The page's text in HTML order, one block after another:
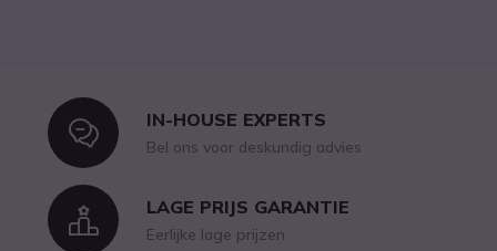
IconIN-HOUSE EXPERTS
Bel ons voor deskundig advies
IconLAGE PRIJS GARANTIE
Eerlijke lage prijzen